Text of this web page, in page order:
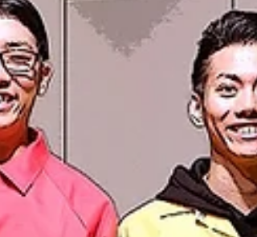
ることができません。 ご了承下さい。...